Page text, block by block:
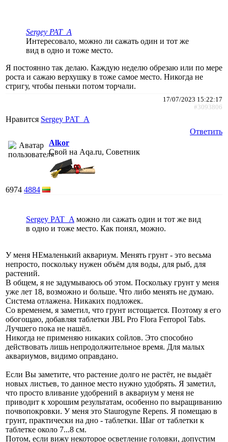
Sergey PAT_A
Интересовало, можно ли сажать один и тот же
вид в одно и тоже место.
Я постоянно так делаю. Каждую неделю обрезаю или по мере
роста и сажаю верхушку в тоже самое место. Никогда не
стригу, чтобы пеньки потом торчали.
17/07/2023 15:22:17
#3093806
Нравится Sergey PAT_A
Ответить
Alkor
Свой на Aqa.ru, Советник
6974 4884
Sergey PAT_A можно ли сажать один и тот же вид
в одно и тоже место. Как понял, можно.
У меня НЕмаленький аквариум. Менять грунт - это весьма
непросто, поскольку нужен объём для воды, для рыб, для
растений.
В общем, я не задумываюсь об этом. Поскольку грунт у меня
уже лет 18, возможно и больше. Что либо менять не думаю.
Система отлажена. Никаких подложек.
Со временем, я заметил, что грунт истощается. Поэтому я его
обогощаю, добавляя таблетки JBL Pro Flora Ferropol Tabs.
Лучшего пока не нашёл.
Никогда не применяю никаких сойлов. Это способно
действовать лишь непродолжительное время. Для малых
аквариумов, видимо оправдано.
Если Вы заметите, что растение долго не растёт, не выдаёт
новых листьев, то данное место нужно удобрять. Я заметил,
что просто вливание удобрений в аквариум у меня не
приводит к хорошим результатам, особенно по выращиванию
почвопокровки. У меня это Staurogyne Repens. Я помещаю в
грунт, практически на дно - таблетки. Шаг от таблетки к
таблетке около 7...8 см.
Потом, если вижу некоторое осветление головки, допустим